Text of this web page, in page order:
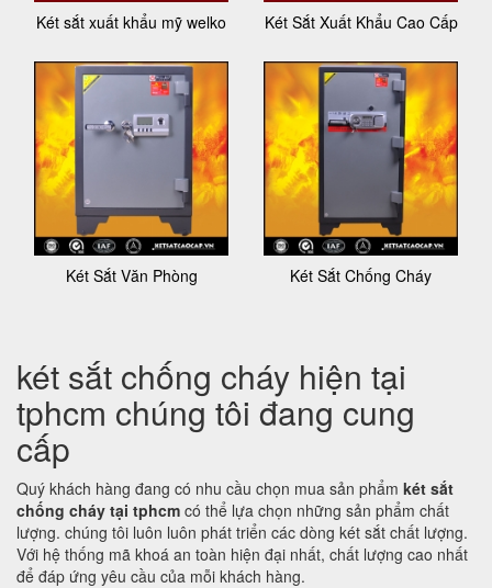
Két sắt xuất khẩu mỹ welko Két Sắt Xuất Khẩu Cao Cấp
Két Sắt Văn Phòng Két Sắt Chống Cháy
két sắt chống cháy hiện tại
tphcm chúng tôi đang cung
cấp
Quý khách hàng đang có nhu cầu chọn mua sản phẩm két sắt
chống cháy tại tphcm có thể lựa chọn những sản phẩm chất
lượng. chúng tôi luôn luôn phát triển các dòng két sắt chất lượng.
Với hệ thống mã khoá an toàn hiện đại nhất, chất lượng cao nhất
để đáp ứng yêu cầu của mỗi khách hàng.